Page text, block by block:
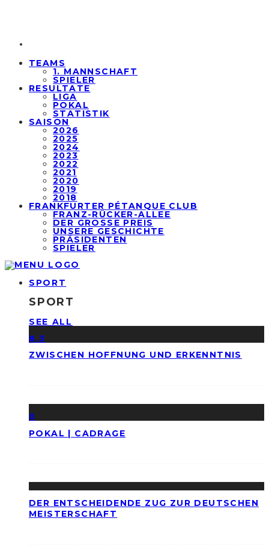
TEAMS
1. MANNSCHAFT
SPIELER
RESULTATE
LIGA
POKAL
STATISTIK
SAISON
2026
2025
2024
2023
2022
2021
2020
2019
2018
FRANKFURTER PÉTANQUE CLUB
FRANZ-RÜCKER-ALLEE
DER GROSSE PREIS
UNSERE GESCHICHTE
PRÄSIDENTEN
SPIELER
SPORT
SPORT
SEE ALL
8.3
ZWISCHEN HOFFNUNG UND ERKENNTNIS
0
POKAL | CADRAGE
DER ENTSCHEIDENDE ZUG ZUR DEUTSCHEN
MEISTERSCHAFT